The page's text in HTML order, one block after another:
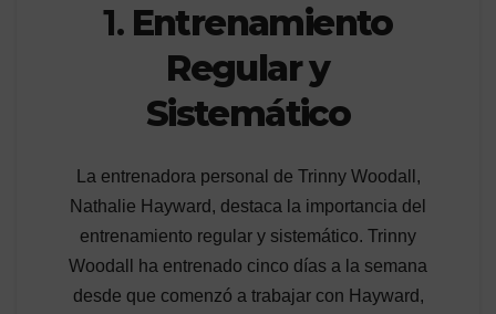
1. Entrenamiento
Regular y
Sistemático
La entrenadora personal de Trinny Woodall,
Nathalie Hayward, destaca la importancia del
entrenamiento regular y sistemático. Trinny
Woodall ha entrenado cinco días a la semana
desde que comenzó a trabajar con Hayward,